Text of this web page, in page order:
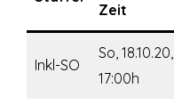
Zeit
Inkl-SO
So, 18.10.20,
17:00h